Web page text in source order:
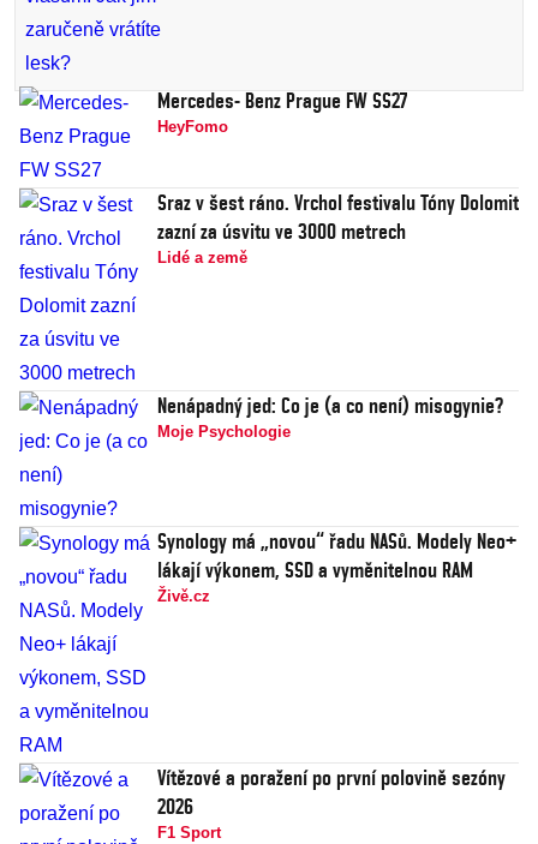
Mercedes- Benz Prague FW SS27
HeyFomo
Sraz v šest ráno. Vrchol festivalu Tóny Dolomit
zazní za úsvitu ve 3000 metrech
Lidé a země
Nenápadný jed: Co je (a co není) misogynie?
Moje Psychologie
Synology má „novou“ řadu NASů. Modely Neo+
lákají výkonem, SSD a vyměnitelnou RAM
Živě.cz
Vítězové a poražení po první polovině sezóny
2026
F1 Sport